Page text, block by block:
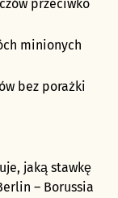
przeciwko
minionych
bez porażki
jaką stawkę
– Borussia